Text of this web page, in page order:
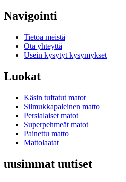
Navigointi
Tietoa meistä
Ota yhteyttä
Usein kysytyt kysymykset
Luokat
Käsin tuftatut matot
Silmukkapaleinen matto
Persialaiset matot
Superpehmeät matot
Painettu matto
Mattolaatat
uusimmat uutiset